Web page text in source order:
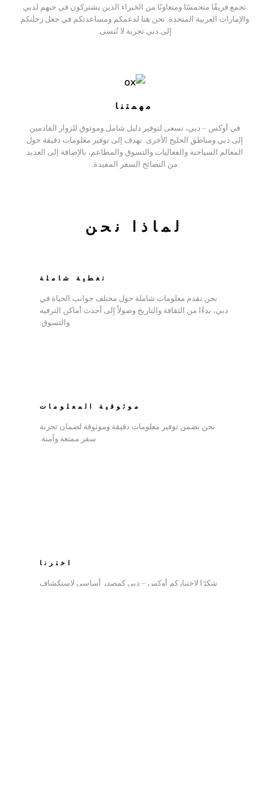
نجمع فريقًا متحمسًا ومتعاونًا من الخبراء الذين يشتركون في حبهم لدبي
والإمارات العربية المتحدة. نحن هنا لدعمكم ومساعدتكم في جعل رحلتكم
إلى دبي تجربة لا تُنسى.
مهمتنا
في أوكس – دبي، نسعى لتوفير دليل شامل وموثوق للزوار القادمين
إلى دبي ومناطق الخليج الأخرى. نهدف إلى توفير معلومات دقيقة حول
المعالم السياحية والفعاليات والتسوق والمطاعم، بالإضافة إلى العديد
من النصائح السفر المفيدة.
لماذا نحن
تغطية شاملة
نحن نقدم معلومات شاملة حول مختلف جوانب الحياة في
دبي، بدءًا من الثقافة والتاريخ وصولاً إلى أحدث أماكن الترفيه
والتسوق.
موثوقية المعلومات
نحن نضمن توفير معلومات دقيقة وموثوقة لضمان تجربة
سفر ممتعة وآمنة.
اخترنا
شكرًا لاختياركم أوكس – دبي كمصدر أساسي لاستكشاف